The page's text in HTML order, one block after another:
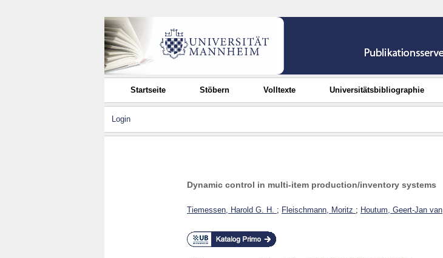
Startseite Stöbern Volltexte Universitätsbibliographie
Login
Dynamic control in multi-item production/inventory systems
Tiemessen, Harold G. H. ; Fleischmann, Moritz ; Houtum, Geert-Jan van